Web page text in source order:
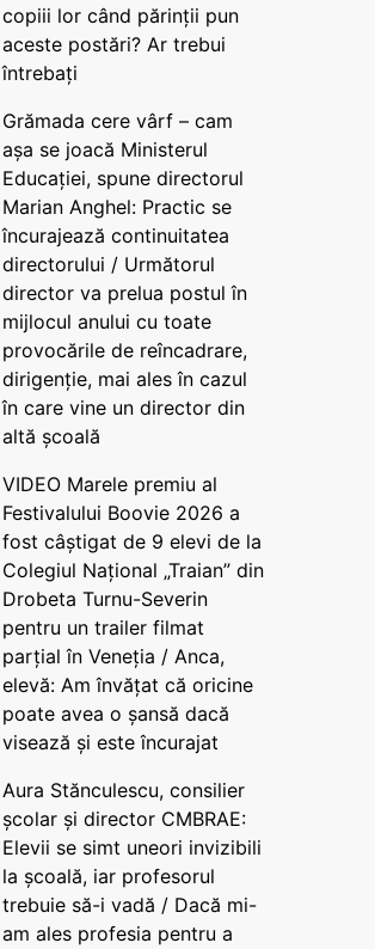
copiii lor când părinții pun
aceste postări? Ar trebui
întrebați
Grămada cere vârf – cam
așa se joacă Ministerul
Educației, spune directorul
Marian Anghel: Practic se
încurajează continuitatea
directorului / Următorul
director va prelua postul în
mijlocul anului cu toate
provocările de reîncadrare,
dirigenție, mai ales în cazul
în care vine un director din
altă școală
VIDEO Marele premiu al
Festivalului Boovie 2026 a
fost câștigat de 9 elevi de la
Colegiul Național „Traian” din
Drobeta Turnu-Severin
pentru un trailer filmat
parțial în Veneția / Anca,
elevă: Am învățat că oricine
poate avea o șansă dacă
visează și este încurajat
Aura Stănculescu, consilier
școlar și director CMBRAE:
Elevii se simt uneori invizibili
la școală, iar profesorul
trebuie să-i vadă / Dacă mi-
am ales profesia pentru a